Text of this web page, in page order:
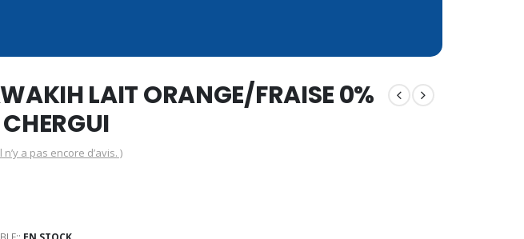
LAIT ORANGE/FRAISE 0%
n’y a pas encore d’avis. )